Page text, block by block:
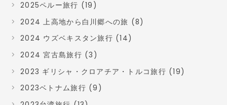
2025ペルー旅行 (19)
2024 上高地から白川郷への旅 (8)
2024 ウズベキスタン旅行 (14)
2024 宮古島旅行 (3)
2023 ギリシャ・クロアチア・トルコ旅行 (19)
2023ベトナム旅行 (9)